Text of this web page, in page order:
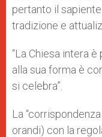
pertanto il
tradizione e
“La Chiesa intera
alla sua forma è
si celebra”.
La
orandi) con la